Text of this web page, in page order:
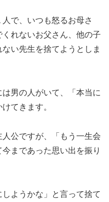
で、いつも怒るお母さ
れないお父さん、他の子
い先生を捨てようとしま
男の人がいて、「本当に
てきます。
公ですが、「もう一生会
まであった思い出を振り
ようかな」と言って捨て